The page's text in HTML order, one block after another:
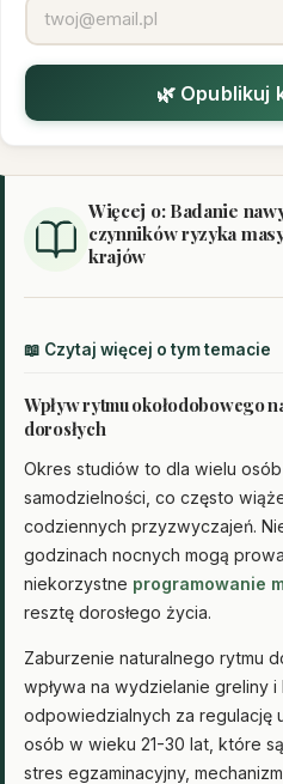
🌿 Opublikuj
Więcej o: Badanie
czynników ryzyka
krajów
📖 Czytaj więcej o tym temacie
Wpływ rytmu okołodobowego
dorosłych
Okres studiów to dla wielu
samodzielności, co często
codziennych przyzwyczajeń.
godzinach nocnych mogą
niekorzystne programowanie
resztę dorosłego życia.
Zaburzenie naturalnego rytmu
wpływa na wydzielanie greliny
odpowiedzialnych za regulację
osób w wieku 21-30 lat, które
stres egzaminacyjny,